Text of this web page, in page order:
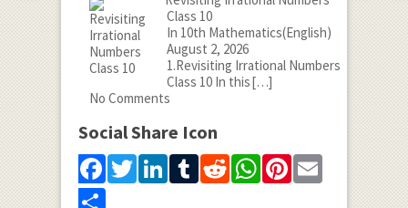
Class 10
In 10th Mathematics(English)
August 2, 2026
1.Revisiting Irrational Numbers
Class 10 In this[…]
No Comments
Social Share Icon
Facebook
Twitter
LinkedIn
Tumblr
Reddit
WhatsApp
Pinterest
Email